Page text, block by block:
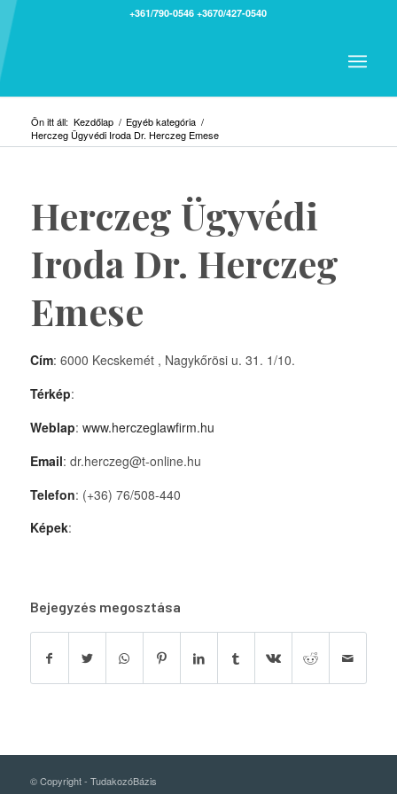
+361/790-0546 +3670/427-0540
Ön itt áll: Kezdőlap / Egyéb kategória /
Herczeg Ügyvédi Iroda Dr. Herczeg Emese
Herczeg Ügyvédi
Iroda Dr. Herczeg
Emese
Cím: 6000 Kecskemét , Nagykőrösi u. 31. 1/10.
Térkép:
Weblap: www.herczeglawfirm.hu
Email: dr.herczeg@t-online.hu
Telefon: (+36) 76/508-440
Képek:
Bejegyzés megosztása
© Copyright - TudakozóBázis